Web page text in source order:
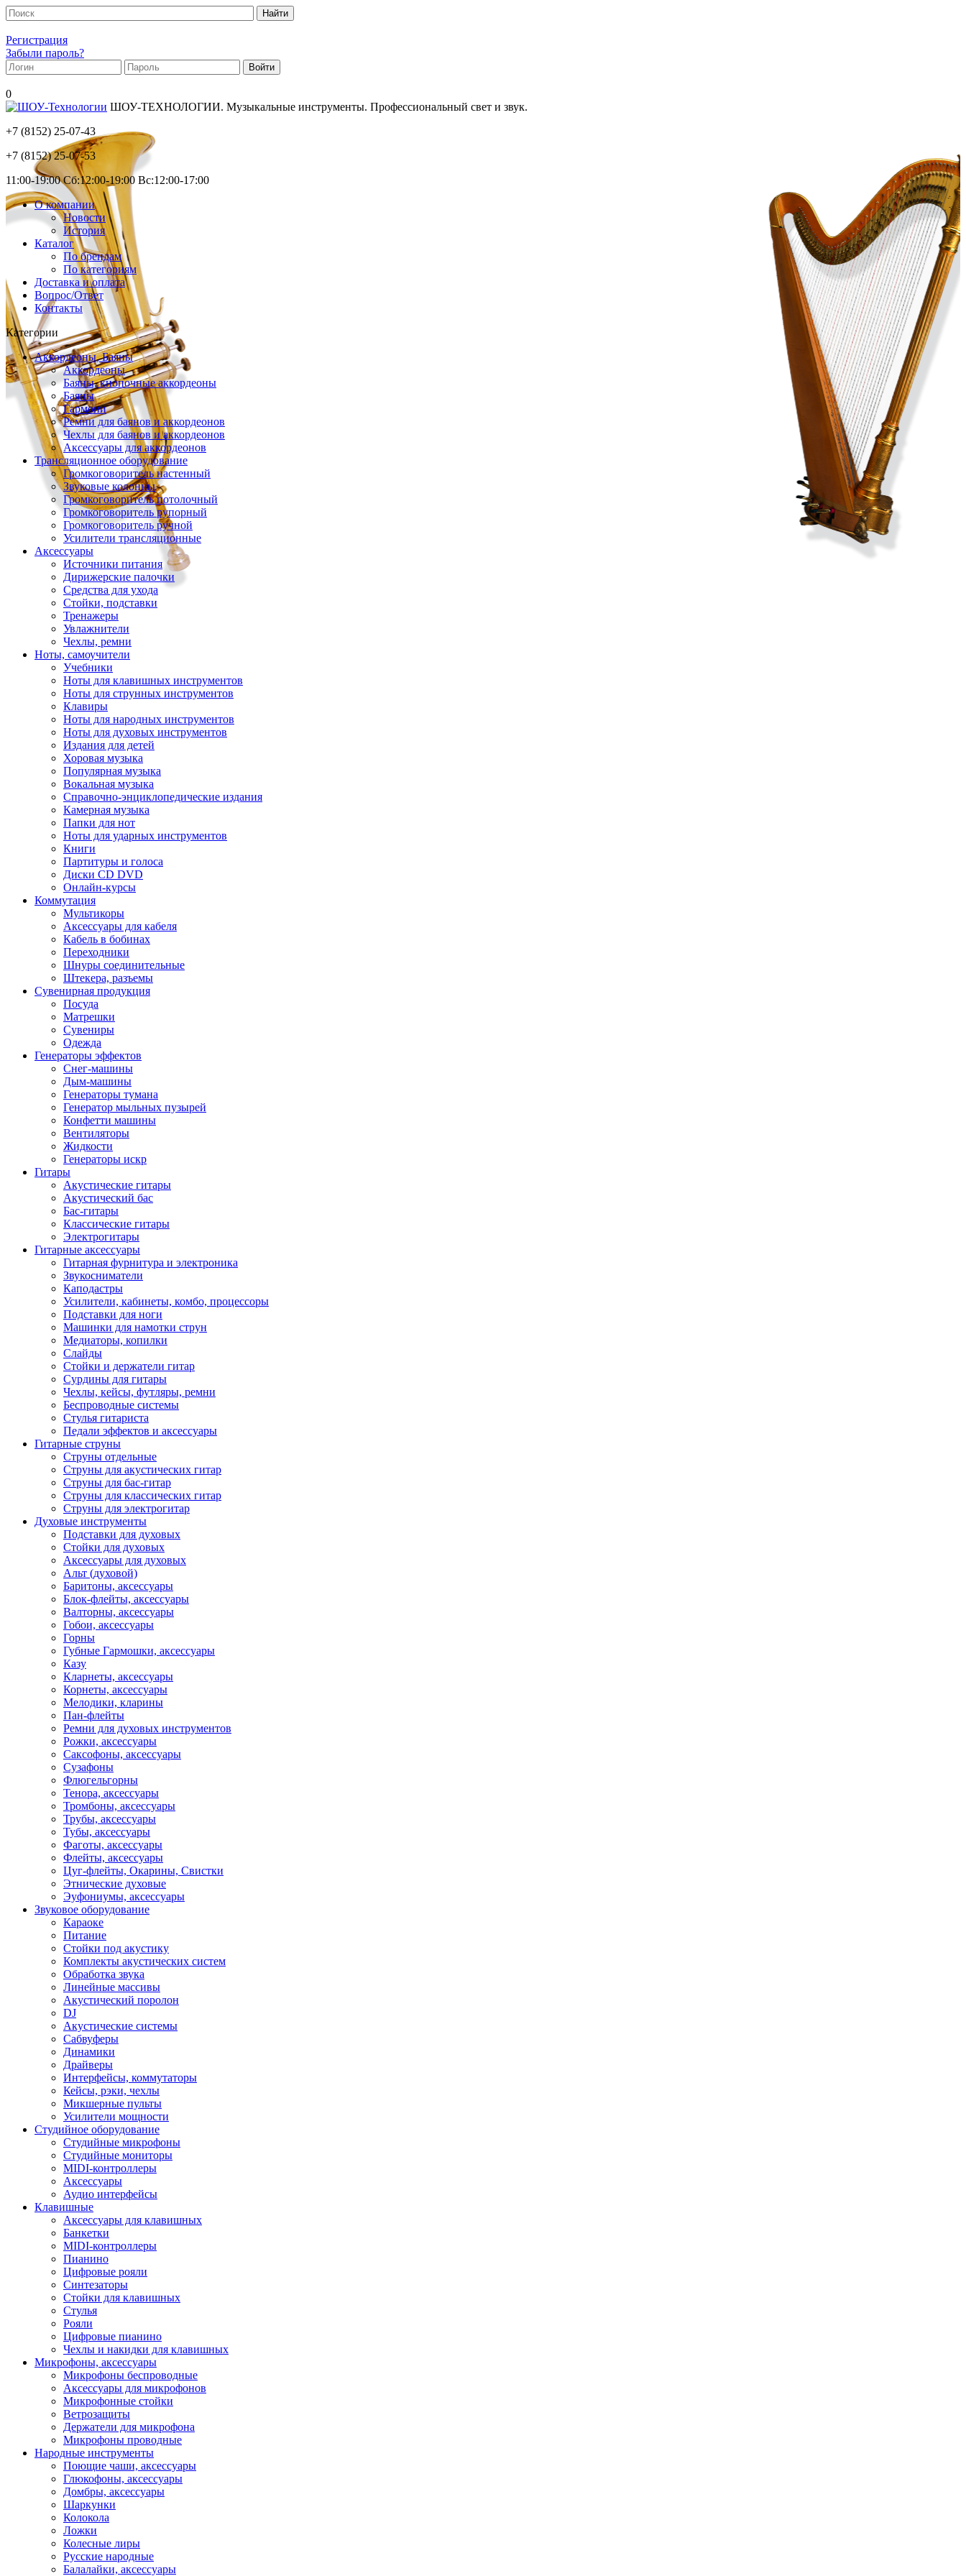
Регистрация
Забыли пароль?
0
ШОУ-ТЕХНОЛОГИИ. Музыкальные инструменты. Профессиональный свет и звук.
+7 (8152) 25-07-43
+7 (8152)25-07-53
11:00-19:00 Сб:12:00-19:00 Вс:12:00-17:00
О компании
Новости
История
Каталог
По брендам
По категориям
Доставка и оплата
Вопрос/Ответ
Контакты
Категории
Аккордеоны, Баяны
Аккордеоны
Баяны, кнопочные аккордеоны
Баяны
Гармони
Ремни для баянов и аккордеонов
Чехлы для баянов и аккордеонов
Аксессуары для аккордеонов
Трансляционное оборудование
Громкоговоритель настенный
Звуковые колонны
Громкоговоритель потолочный
Громкоговоритель рупорный
Громкоговоритель ручной
Усилители трансляционные
Аксессуары
Источники питания
Дирижерские палочки
Средства для ухода
Стойки, подставки
Тренажеры
Увлажнители
Чехлы, ремни
Ноты, самоучители
Учебники
Ноты для клавишных инструментов
Ноты для струнных инструментов
Клавиры
Ноты для народных инструментов
Ноты для духовых инструментов
Издания для детей
Хоровая музыка
Популярная музыка
Вокальная музыка
Справочно-энциклопедические издания
Камерная музыка
Папки для нот
Ноты для ударных инструментов
Книги
Партитуры и голоса
Диски CD DVD
Онлайн-курсы
Коммутация
Мультикоры
Аксессуары для кабеля
Кабель в бобинах
Переходники
Шнуры соединительные
Штекера, разъемы
Сувенирная продукция
Посуда
Матрешки
Сувениры
Одежда
Генераторы эффектов
Снег-машины
Дым-машины
Генераторы тумана
Генератор мыльных пузырей
Конфетти машины
Вентиляторы
Жидкости
Генераторы искр
Гитары
Акустические гитары
Акустический бас
Бас-гитары
Классические гитары
Электрогитары
Гитарные аксессуары
Гитарная фурнитура и электроника
Звукосниматели
Каподастры
Усилители, кабинеты, комбо, процессоры
Подставки для ноги
Машинки для намотки струн
Медиаторы, копилки
Слайды
Стойки и держатели гитар
Сурдины для гитары
Чехлы, кейсы, футляры, ремни
Беспроводные системы
Стулья гитариста
Педали эффектов и аксессуары
Гитарные струны
Струны отдельные
Струны для акустических гитар
Струны для бас-гитар
Струны для классических гитар
Струны для электрогитар
Духовые инструменты
Подставки для духовых
Стойки для духовых
Аксессуары для духовых
Альт (духовой)
Баритоны, аксессуары
Блок-флейты, аксессуары
Валторны, аксессуары
Гобои, аксессуары
Горны
Губные Гармошки, аксессуары
Казу
Кларнеты, аксессуары
Корнеты, аксессуары
Мелодики, кларины
Пан-флейты
Ремни для духовых инструментов
Рожки, аксессуары
Саксофоны, аксессуары
Сузафоны
Флюгельгорны
Тенора, аксессуары
Тромбоны, аксессуары
Трубы, аксессуары
Тубы, аксессуары
Фаготы, аксессуары
Флейты, аксессуары
Цуг-флейты, Окарины, Свистки
Этнические духовые
Эуфониумы, аксессуары
Звуковое оборудование
Караоке
Питание
Стойки под акустику
Комплекты акустических систем
Обработка звука
Линейные массивы
Акустический поролон
DJ
Акустические системы
Сабвуферы
Динамики
Драйверы
Интерфейсы, коммутаторы
Кейсы, рэки, чехлы
Микшерные пульты
Усилители мощности
Студийное оборудование
Студийные микрофоны
Студийные мониторы
MIDI-контроллеры
Аксессуары
Аудио интерфейсы
Клавишные
Аксессуары для клавишных
Банкетки
MIDI-контроллеры
Пианино
Цифровые рояли
Синтезаторы
Стойки для клавишных
Стулья
Рояли
Цифровые пианино
Чехлы и накидки для клавишных
Микрофоны, аксессуары
Микрофоны беспроводные
Аксессуары для микрофонов
Микрофонные стойки
Ветрозащиты
Держатели для микрофона
Микрофоны проводные
Народные инструменты
Поющие чаши, аксессуары
Глюкофоны, аксессуары
Домбры, аксессуары
Шаркунки
Колокола
Ложки
Колесные лиры
Русские народные
Балалайки, аксессуары